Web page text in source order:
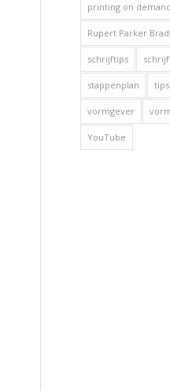
printing on demand
Rupert Parker
schrijftips
stappenplan tips
vormgever
YouTube